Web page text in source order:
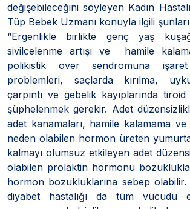
değişebileceğini söyleyen Kadın
Tüp Bebek Uzmanı konuyla ilgili şunları
“Ergenlikle birlikte genç yaş
sivilcelenme artışı ve hamile
polikistik over sendromuna
problemleri, saçlarda kırılma,
çarpıntı ve gebelik kayıplarında tiroid
şüphelenmek gerekir. Adet
adet kanamaları, hamile kalamama
neden olabilen hormon üreten
kalmayı olumsuz etkileyen adet
olabilen prolaktin hormonu
hormon bozukluklarına sebep
diyabet hastalığı da tüm vücudu